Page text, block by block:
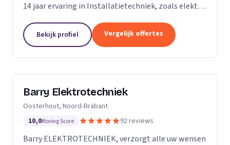
14 jaar ervaring in Installatietechniek, zoals elektra,
Bekijk profiel Vergelijk offertes
Barry Elektrotechniek
Oosterhout, Noord-Brabant
10,0Moving Score 92 reviews
Barry ELEKTROTECHNIEK, verzorgt alle uw wensen